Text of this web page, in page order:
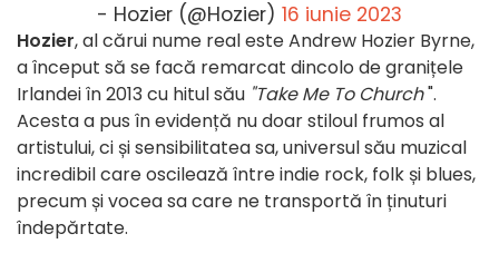
- Hozier (@Hozier) 16 iunie 2023
Hozier, al cărui nume real este Andrew Hozier Byrne,
a început să se facă remarcat dincolo de granițele
Irlandei în 2013 cu hitul său "Take Me To Church".
Acesta a pus în evidență nu doar stiloul frumos al
artistului, ci și sensibilitatea sa, universul său muzical
incredibil care oscilează între indie rock, folk și blues,
precum și vocea sa care ne transportă în ținuturi
îndepărtate.